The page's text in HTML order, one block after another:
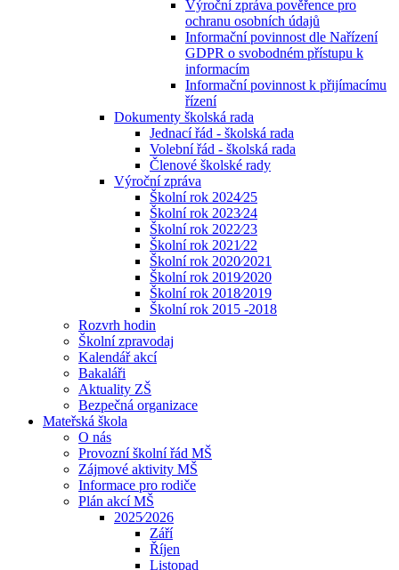
Výroční zpráva pověřence pro
ochranu osobních údajů
Informační povinnost dle Nařízení
GDPR o svobodném přístupu k
informacím
Informační povinnost k přijímacímu
řízení
Dokumenty školská rada
Jednací řád - školská rada
Volební řád - školská rada
Členové školské rady
Výroční zpráva
Školní rok 2024⁄25
Školní rok 2023⁄24
Školní rok 2022⁄23
Školní rok 2021⁄22
Školní rok 2020⁄2021
Školní rok 2019⁄2020
Školní rok 2018⁄2019
Školní rok 2015 -2018
Rozvrh hodin
Školní zpravodaj
Kalendář akcí
Bakaláři
Aktuality ZŠ
Bezpečná organizace
Mateřská škola
O nás
Provozní školní řád MŠ
Zájmové aktivity MŠ
Informace pro rodiče
Plán akcí MŠ
2025⁄2026
Září
Říjen
Listopad